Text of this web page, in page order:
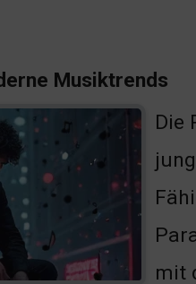
Musiktrends
Die
mit